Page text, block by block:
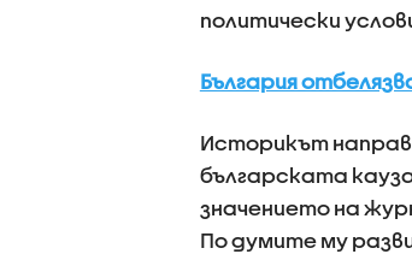
политически
България
Историкът
българската
значението на
По думите му